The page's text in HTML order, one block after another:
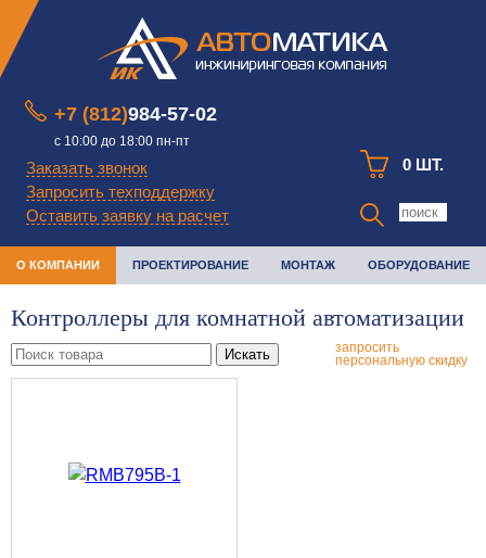
+7 (812)984-57-02
с 10:00 до 18:00 пн-пт
Заказать звонок
Запросить техподдержку
Оставить заявку на расчет
0 ШТ.
О КОМПАНИИ ПРОЕКТИРОВАНИЕ МОНТАЖ ОБОРУДОВАНИЕ
Контроллеры для комнатной автоматизации
Искать
запросить
персональную скидку